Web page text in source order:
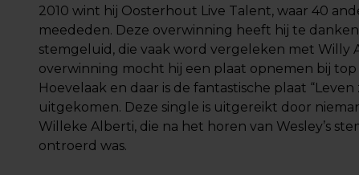
2010 wint hij Oosterhout Live Talent, waar 40
meededen. Deze overwinning heeft hij te
stemgeluid, die vaak word vergeleken met Willy
overwinning mocht hij een plaat opnemen bij
Hoevelaak en daar is de fantastische plaat “Leven
uitgekomen. Deze single is uitgereikt door
Willeke Alberti, die na het horen van Wesley’s
ontroerd was.